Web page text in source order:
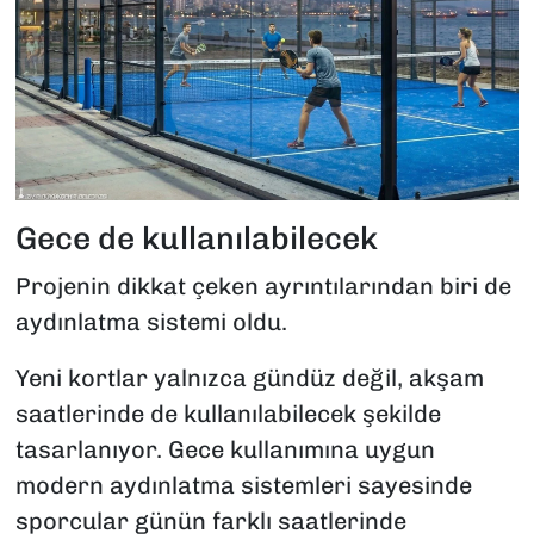
Gece de kullanılabilecek
Projenin dikkat çeken ayrıntılarından biri de
aydınlatma sistemi oldu.
Yeni kortlar yalnızca gündüz değil, akşam
saatlerinde de kullanılabilecek şekilde
tasarlanıyor. Gece kullanımına uygun
modern aydınlatma sistemleri sayesinde
sporcular günün farklı saatlerinde